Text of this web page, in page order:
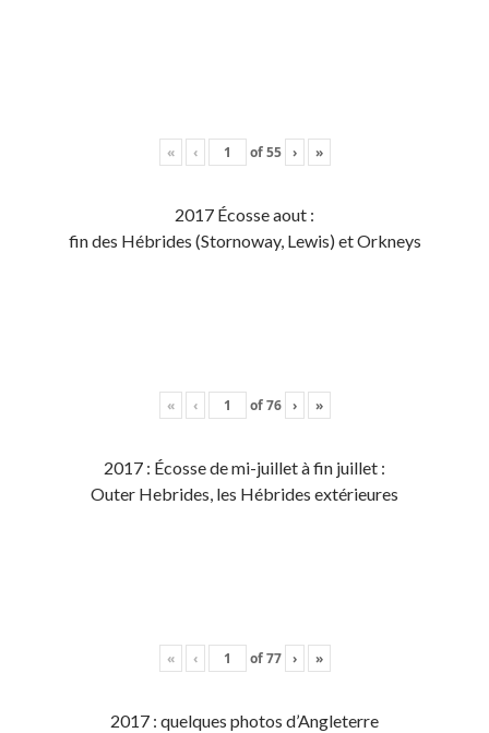
« ‹ of55 › »
2017 Écosse aout :
fin des Hébrides (Stornoway, Lewis) et Orkneys
« ‹ of76 › »
2017 : Écosse de mi-juillet à fin juillet :
Outer Hebrides, les Hébrides extérieures
« ‹ of77 › »
2017 : quelques photos d’Angleterre